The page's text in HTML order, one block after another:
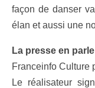
façon de danser
élan et aussi une
La presse en
Franceinfo Culture
Le réalisateur